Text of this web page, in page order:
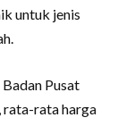
untuk jenis
Pusat
rata-rata harga